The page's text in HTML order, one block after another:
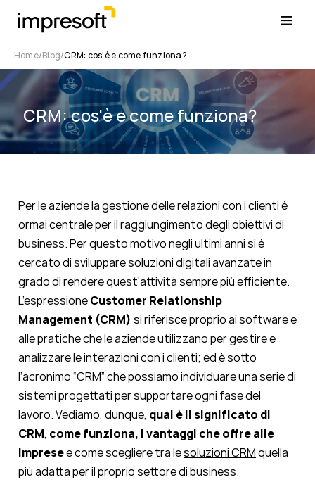
Home Blog CRM: cos'è e come funziona?
CRM: cos'è e come funziona?
Per le aziende la gestione delle relazioni con i clienti è
ormai centrale per il raggiungimento degli obiettivi di
business. Per questo motivo negli ultimi anni si è
cercato di sviluppare soluzioni digitali avanzate in
grado di rendere quest'attività sempre più efficiente.
L’espressioneCustomer Relationship
Management (CRM) si riferisce proprio ai software e
alle pratiche che le aziende utilizzano per gestire e
analizzare le interazioni con i clienti; ed è sotto
l’acronimo “CRM” che possiamo individuare una serie di
sistemi progettati per supportare ogni fase del
lavoro. Vediamo, dunque, qual è il significato di
CRM, come funziona, i vantaggi che offre alle
impresee come scegliere tra lesoluzioni CRMquella
più adatta per il proprio settore di business.